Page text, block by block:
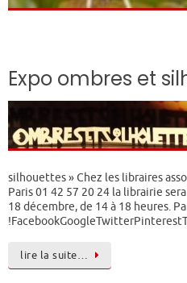
Expo ombres et
silhouettes » Chez les libraires
Paris 01 42 57 20 24 la librairie
18 décembre, de 14 à 18 heures.
lire la suite…